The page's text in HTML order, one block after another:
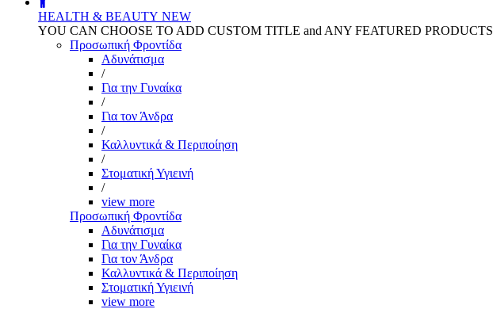
HEALTH & BEAUTY NEW
YOU CAN CHOOSE TO ADD CUSTOM TITLE and ANY FEATURED PRODUCTS
Προσωπική Φροντίδα
Αδυνάτισμα
/
Για την Γυναίκα
/
Για τον Άνδρα
/
Καλλυντικά & Περιποίηση
/
Στοματική Υγιεινή
/
view more
Προσωπική Φροντίδα
Αδυνάτισμα
Για την Γυναίκα
Για τον Άνδρα
Καλλυντικά & Περιποίηση
Στοματική Υγιεινή
view more